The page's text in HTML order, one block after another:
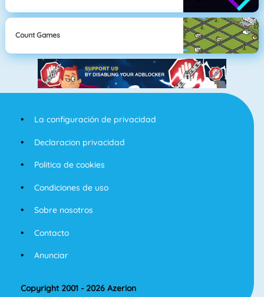
Count Games
La configuración de privacidad
Declaracion privacidad
Politica de cookies
Condiciones de uso
Sobre nosotros
Contacto
Anunciar
Copyright 2001 - 2026 Azerion